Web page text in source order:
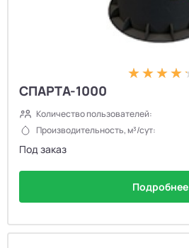
СПАРТА-1000
Количество пользователей:
Производительность, м³/сут:
Под заказ
Подробнее